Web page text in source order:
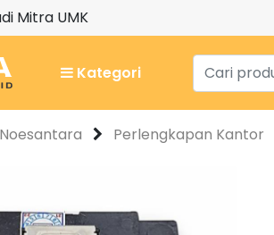
Mitra UMK
Kategori
Perlengkapan Kantor